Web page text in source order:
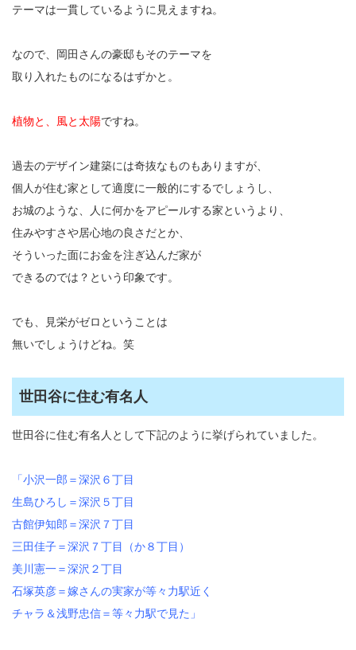
テーマは一貫しているように見えますね。
なので、岡田さんの豪邸もそのテーマを
取り入れたものになるはずかと。
植物と、風と太陽ですね。
過去のデザイン建築には奇抜なものもありますが、
個人が住む家として適度に一般的にするでしょうし、
お城のような、人に何かをアピールする家というより、
住みやすさや居心地の良さだとか、
そういった面にお金を注ぎ込んだ家が
できるのでは？という印象です。
でも、見栄がゼロということは
無いでしょうけどね。笑
世田谷に住む有名人
世田谷に住む有名人として下記のように挙げられていました。
「小沢一郎＝深沢６丁目
生島ひろし＝深沢５丁目
古館伊知郎＝深沢７丁目
三田佳子＝深沢７丁目（か８丁目）
美川憲一＝深沢２丁目
石塚英彦＝嫁さんの実家が等々力駅近く
チャラ＆浅野忠信＝等々力駅で見た」